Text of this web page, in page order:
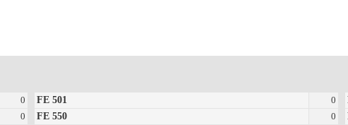
0
0
FE 501
0
FE 550
0